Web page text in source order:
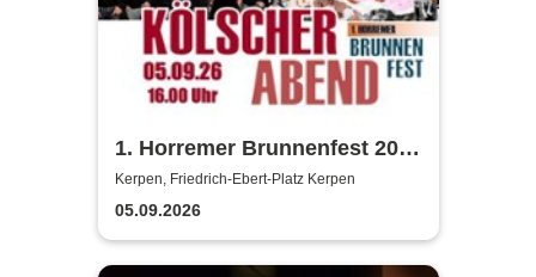
1. Horremer Brunnenfest 2026
- Klüngelköpp, Druckluft,
Planschemalöör, Paveier
Kerpen, Friedrich-Ebert-Platz Kerpen
05.09.2026